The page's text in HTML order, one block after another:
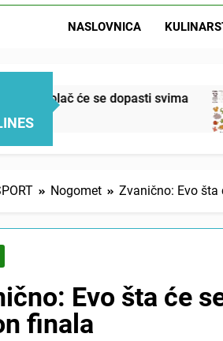
NASLOVNICA
će se dopasti svima
Nogomet Zvanično: Evo šta
Evo šta će
finala